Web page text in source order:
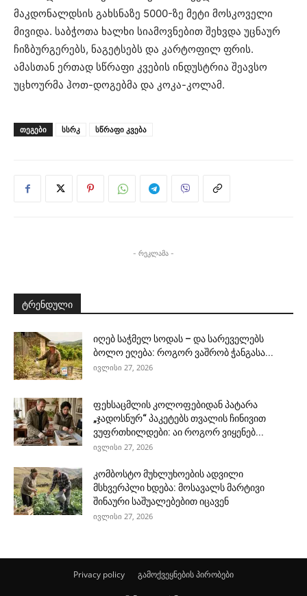
მაკდონალდსის გახსნაზე 5000-ზე მეტი მოსკოველი
მივიდა. საბჭოთა ხალხი სიამოვნებით შეხვდა უცნაურ
ჩიზბურგერებს, ნაგეტსებს და კარტოფილ ფრის.
ამასთან ერთად სწრაფი კვების ინდუსტრია შეავსო
უცხოურმა ჰოთ-დოგებმა და კოკა-კოლამ.
ᲗᲔᲒᲔᲑᲘ სსრკ სწრაფი კვება
- რეკლამა -
ტრენდული
იღებ საჭმელ სოდას – და სარეველებს
ბოლო ეღება: როგორ ვაშრობ ჭანგასა...
ივლისი 27, 2026
ფეხსაცმლის კოლოფებიდან პატარა
„ჯადოსნურ“ პაკეტებს თვალის ჩინივით
ვუფრთხილდები: აი როგორ ვიყენებ...
ივლისი 27, 2026
კომბოსტო მუხლუხოების ადვილი
მსხვერპლი ხდება: მოსავალს მარტივი
შინაური საშუალებებით იცავენ
ივლისი 27, 2026
Privacy policy გამოქვეყნების პირობები